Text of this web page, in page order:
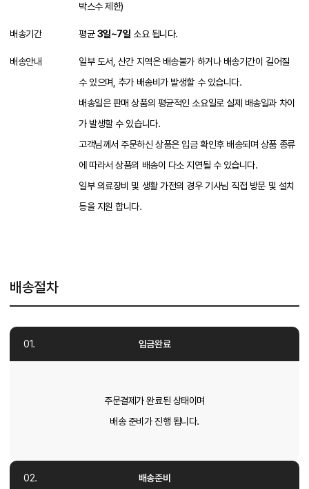
박스수 제한)
배송기간 평균3일~7일 소요 됩니다.
배송안내
일부 도서, 산간 지역은 배송불가 하거나 배송기간이 길어질
수 있으며, 추가 배송비가 발생할 수 있습니다.
배송일은 판매 상품의 평균적인 소요일로 실제 배송일과 차이
가 발생할 수 있습니다.
고객님께서 주문하신 상품은 입금 확인후 배송되며 상품 종류
에 따라서 상품의 배송이 다소 지연될 수 있습니다.
일부 의료장비 및 생활 가전의 경우 기사님 직접 방문 및 설치
등을 지원 합니다.
배송절차
입금완료
주문결제가 완료된 상태이며
배송 준비가 진행 됩니다.
배송준비